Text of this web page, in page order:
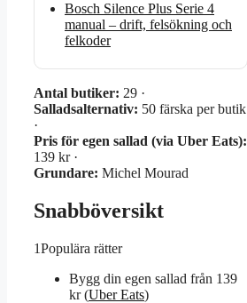
Bosch Silence Plus Serie 4
manual – drift, felsökning och
felkoder
Antal butiker: 29 ·
Salladsalternativ: 50 färska per butik
·
Pris för egen sallad (via Uber Eats):
139 kr ·
Grundare: Michel Mourad
Snabböversikt
1Populära rätter
Bygg din egen sallad från 139
kr (Uber Eats)